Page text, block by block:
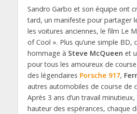
Sandro Garbo et son équipe ont
tard, un manifeste pour partager
les voitures anciennes, le film Le
of Cool ». Plus qu’une simple BD,
hommage à Steve McQueen et
pour tous les amoureux de
des légendaires Porsche 917,
autres automobiles de course de
Après 3 ans d’un travail
hauteur des espérances, chaque